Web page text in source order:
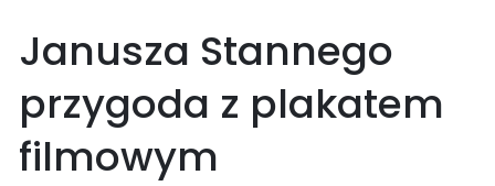
Janusza Stannego
przygoda z plakatem
filmowym